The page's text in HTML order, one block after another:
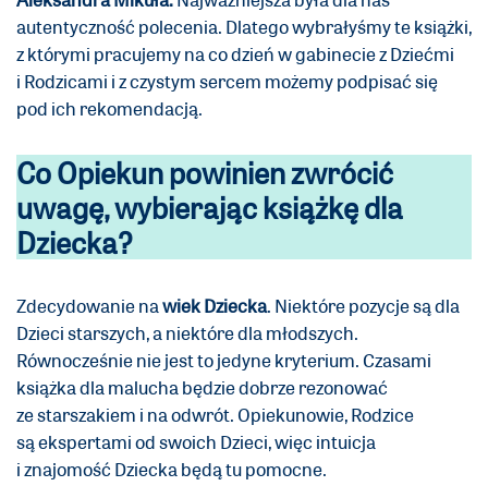
autentyczność polecenia. Dlatego wybrałyśmy te książki,
z którymi pracujemy na co dzień w gabinecie z Dziećmi
i Rodzicami i z czystym sercem możemy podpisać się
pod ich rekomendacją.
Co Opiekun powinien zwrócić
uwagę, wybierając książkę dla
Dziecka?
Zdecydowanie nawiek Dziecka. Niektóre pozycje są dla
Dzieci starszych, a niektóre dla młodszych.
Równocześnie nie jest to jedyne kryterium. Czasami
książka dla malucha będzie dobrze rezonować
ze starszakiem i na odwrót. Opiekunowie, Rodzice
są ekspertami od swoich Dzieci, więc intuicja
i znajomość Dziecka będą tu pomocne.